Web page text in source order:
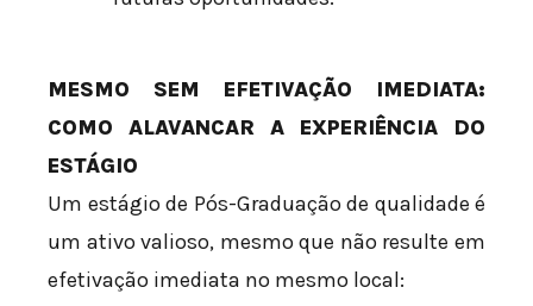
MESMO SEM EFETIVAÇÃO IMEDIATA:
COMO ALAVANCAR A EXPERIÊNCIA DO
ESTÁGIO
Um estágio de Pós-Graduação de qualidade é
um ativo valioso, mesmo que não resulte em
efetivação imediata no mesmo local: